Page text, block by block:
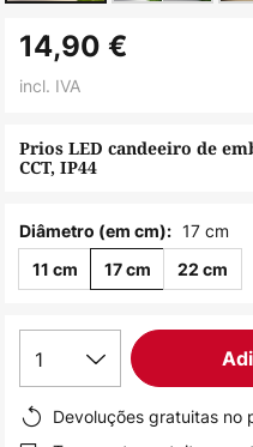
para
da
Galeria
imagens
Prios LED candeeiro de
CCT, IP44
14,90 €
incl. IVA
Diâmetro (em cm): 17 cm
11 cm 17 cm 22 cm
1
Devoluções gratuitas no